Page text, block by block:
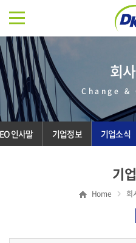
회
Change
인사말 기업정보 기업소식
기
Home 회